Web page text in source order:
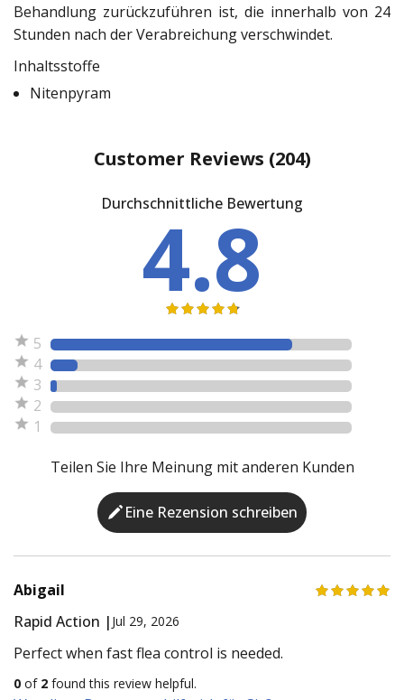
Behandlung zurückzuführen ist, die innerhalb von 24
Stunden nach der Verabreichung verschwindet.
Inhaltsstoffe
Nitenpyram
Customer Reviews (204)
Durchschnittliche Bewertung
4.8
5
4
3
2
1
Teilen Sie Ihre Meinung mit anderen Kunden
Eine Rezension schreiben
Abigail
Rapid Action | Jul 29, 2026
Perfect when fast flea control is needed.
0 of 2 found this review helpful.